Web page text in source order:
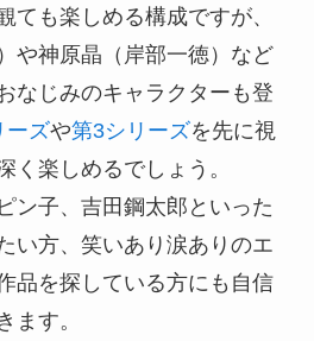
ても楽しめる構成ですが、
や神原晶（岸部一徳）など
なじみのキャラクターも登
ーズや第3シリーズを先に視
く楽しめるでしょう。
ン子、吉田鋼太郎といった
い方、笑いあり涙ありのエ
品を探している方にも自信
ます。